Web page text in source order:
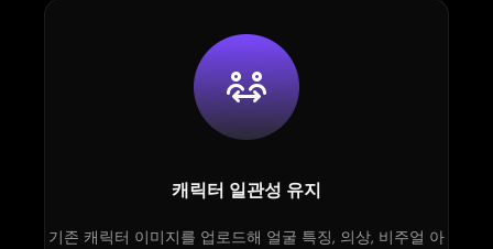
캐릭터 일관성 유지
기존 캐릭터 이미지를 업로드해 얼굴 특징, 의상, 비주얼 아